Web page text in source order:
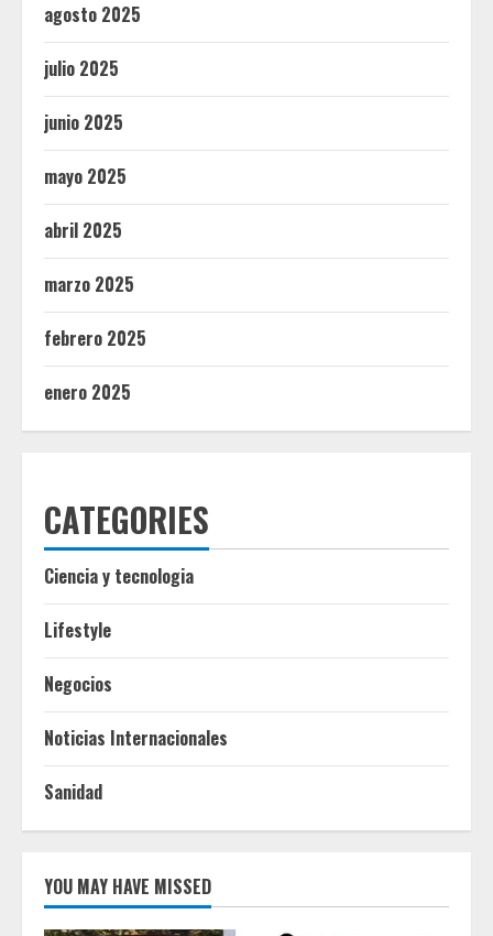
agosto 2025
julio 2025
junio 2025
mayo 2025
abril 2025
marzo 2025
febrero 2025
enero 2025
CATEGORIES
Ciencia y tecnologia
Lifestyle
Negocios
Noticias Internacionales
Sanidad
YOU MAY HAVE MISSED